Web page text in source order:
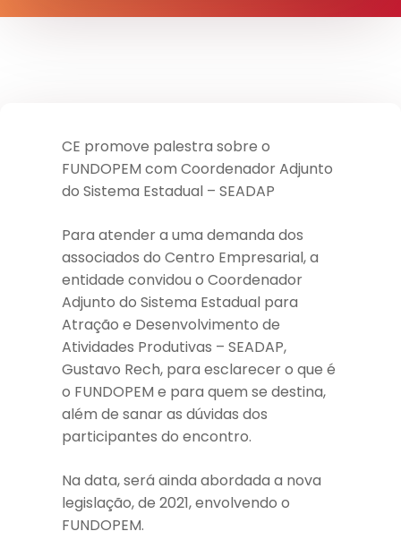
CE promove palestra sobre o
FUNDOPEM com Coordenador Adjunto
do Sistema Estadual – SEADAP
Para atender a uma demanda dos
associados do Centro Empresarial, a
entidade convidou o Coordenador
Adjunto do Sistema Estadual para
Atração e Desenvolvimento de
Atividades Produtivas – SEADAP,
Gustavo Rech, para esclarecer o que é
o FUNDOPEM e para quem se destina,
além de sanar as dúvidas dos
participantes do encontro.
Na data, será ainda abordada a nova
legislação, de 2021, envolvendo o
FUNDOPEM.